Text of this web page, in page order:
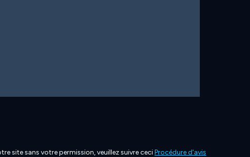
site sans votre permission, veuillez suivre ceciProcédure d'avis